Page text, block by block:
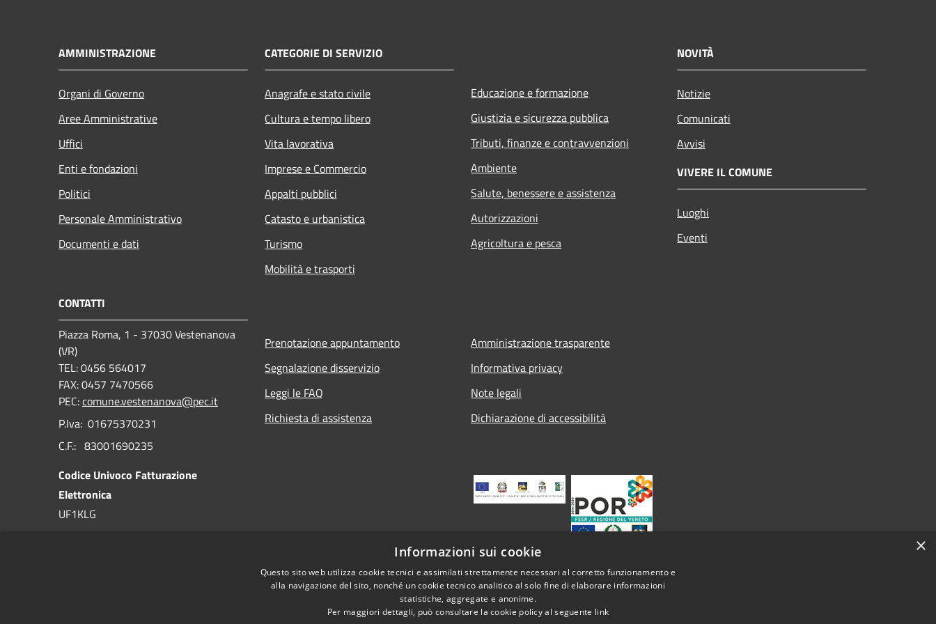
AMMINISTRAZIONE
Organi di Governo
Aree Amministrative
Uffici
Enti e fondazioni
Politici
Personale Amministrativo
Documenti e dati
CATEGORIE DI SERVIZIO
Anagrafe e stato civile
Cultura e tempo libero
Vita lavorativa
Imprese e Commercio
Appalti pubblici
Catasto e urbanistica
Turismo
Mobilità e trasporti
Educazione e formazione
Giustizia e sicurezza pubblica
Tributi, finanze e contravvenzioni
Ambiente
Salute, benessere e assistenza
Autorizzazioni
Agricoltura e pesca
NOVITÀ
Notizie
Comunicati
Avvisi
VIVERE IL COMUNE
Luoghi
Eventi
CONTATTI
Piazza Roma, 1 - 37030 Vestenanova
(VR)
TEL: 0456 564017
FAX: 0457 7470566
PEC:comune.vestenanova@pec.it
P.Iva: 01675370231
C.F.: 83001690235
Codice Univoco Fatturazione
Elettronica
UF1KLG
Prenotazione appuntamento
Segnalazione disservizio
Leggi le FAQ
Richiesta di assistenza
Amministrazione trasparente
Informativa privacy
Note legali
Dichiarazione di accessibilità
×
Informazioni sui cookie
Questo sito web utilizza cookie tecnici e assimilati strettamente necessari al corretto funzionamento e
alla navigazione del sito, nonché un cookie tecnico analitico al solo fine di elaborare informazioni
statistiche, aggregate e anonime.
Per maggiori dettagli, può consultare la cookie policy al seguente link